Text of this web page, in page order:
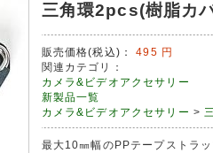
三角環2pcs(樹脂カ
販売価格(税込)：495 円
関連カテゴリ：
カメラ&ビデオアクセサリー
新製品一覧
カメラ&ビデオアクセサリー >
最大10㎜幅のPPテープストラ